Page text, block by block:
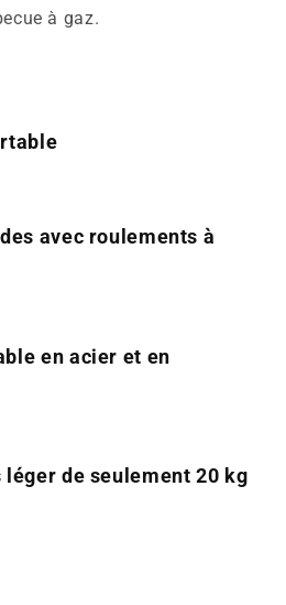
à gaz.
avec roulements à
en acier et en
de seulement 20 kg